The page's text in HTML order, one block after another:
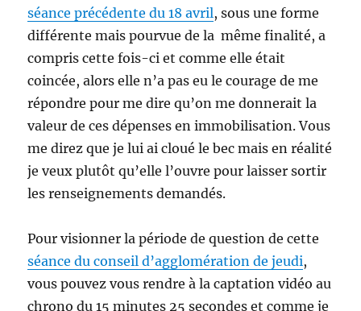
séance précédente du 18 avril, sous une forme
différente mais pourvue de la même finalité, a
compris cette fois-ci et comme elle était
coincée, alors elle n’a pas eu le courage de me
répondre pour me dire qu’on me donnerait la
valeur de ces dépenses en immobilisation. Vous
me direz que je lui ai cloué le bec mais en réalité
je veux plutôt qu’elle l’ouvre pour laisser sortir
les renseignements demandés.
Pour visionner la période de question de cette
séance du conseil d’agglomération de jeudi,
vous pouvez vous rendre à la captation vidéo au
chrono du 15 minutes 25 secondes et comme je